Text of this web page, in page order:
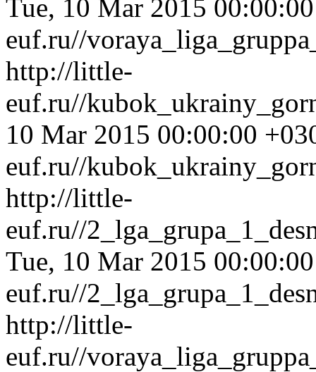
Tue, 10 Mar 2015
euf.ru//
http://little-
euf.ru//
10 Mar 2015 00:00:00
euf.ru//
http://little-
euf.ru//
Tue, 10 Mar 2015
euf.ru//
http://little-
euf.ru//